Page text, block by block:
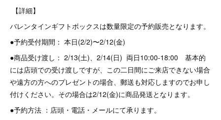
【詳細】
バレンタインギフトボックスは数量限定の予約販売となります。
●予約受付期間： 本日(2/2)〜2/12(金)
●商品受け渡し： 2/13(土)、2/14(日) 両日10:00-18:00 基本的
には店頭での受け渡しですが、この二日間にご来店できない場合
や遠方の方へのプレゼントの場合、郵送も対応しますのでお申し
付けください。その場合は2/12(金)に商品発送となります。
●予約方法 ：店頭・電話・メールにて承ります。